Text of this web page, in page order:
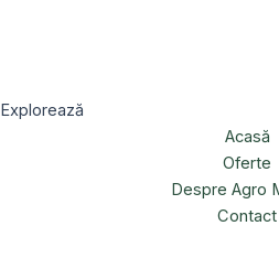
Explorează
Acasă
Oferte
Despre Agro
Contact